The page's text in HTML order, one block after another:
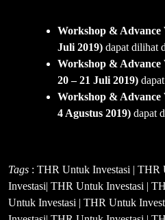
Workshop & Advance
Juli 2019) dapat dilihat
Workshop & Advance
20 – 21 Juli 2019)
Workshop & Advance
4 Agustus 2019) dapat
Tags : THR Untuk Investasi |
Investasi| THR Untuk Investasi |
Untuk Investasi | THR Untuk